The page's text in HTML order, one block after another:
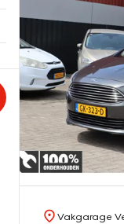
Vakgarage